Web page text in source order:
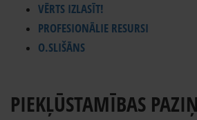
VĒRTS IZLASĪT!
PROFESIONĀLIE RESURSI
O.SLIŠĀNS
PIEKĻŪSTAMĪBAS